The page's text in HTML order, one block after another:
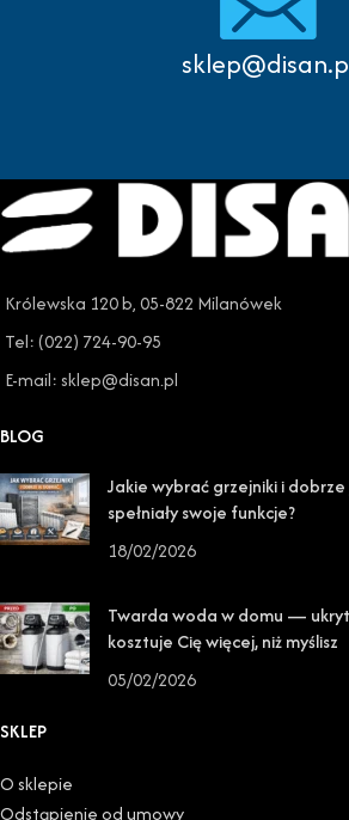
Królewska 120 b, 05-822 Milanówek
Tel: (022) 724-90-95
E-mail: sklep@disan.pl
BLOG
Jakie wybrać grzejniki i
spełniały swoje funkcje?
18/02/2026
Twarda woda w domu —
kosztuje Cię więcej, niż myślisz
05/02/2026
SKLEP
O sklepie
Odstąpienie od umowy